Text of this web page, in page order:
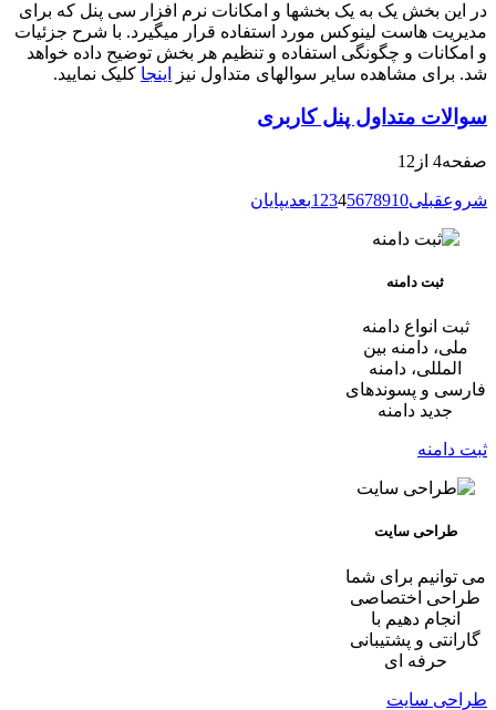
در این بخش یک به یک بخشها و امکانات نرم افزار سی پنل که برای
مدیریت هاست لینوکس مورد استفاده قرار میگیرد. با شرح جزئیات
و امکانات و چگونگی استفاده و تنظیم هر بخش توضیح داده خواهد
شد. برای مشاهده سایر سوالهای متداول نیز
اینجا کلیک نمایید.
سوالات متداول پنل کاربری
صفحه4 از12
شروعقبلی 1 2345678910 بعدیپایان
ثبت دامنه
ثبت انواع دامنه
ملی، دامنه بین
المللی، دامنه
فارسی و پسوندهای
جدید دامنه
ثبت دامنه
طراحی سایت
می توانیم برای شما
طراحی اختصاصی
انجام دهیم با
گارانتی و پشتیبانی
حرفه ای
طراحی سایت